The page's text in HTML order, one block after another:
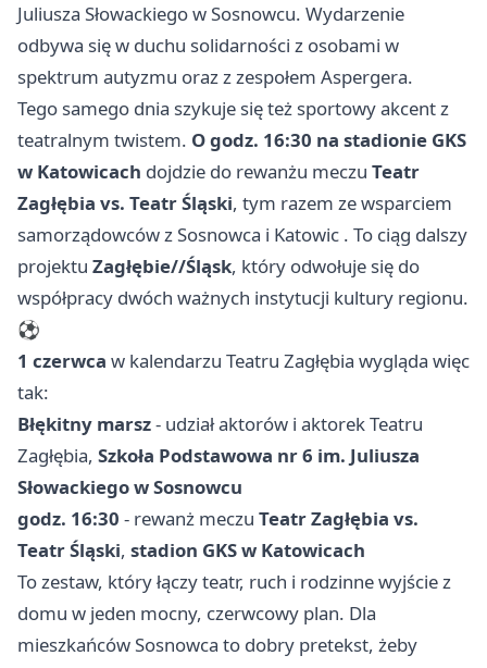
Juliusza Słowackiego w Sosnowcu. Wydarzenie
odbywa się w duchu solidarności z osobami w
spektrum autyzmu oraz z zespołem Aspergera.
Tego samego dnia szykuje się też sportowy akcent z
teatralnym twistem. O godz. 16:30 na stadionie GKS
w Katowicach dojdzie do rewanżu meczu Teatr
Zagłębia vs. Teatr Śląski, tym razem ze wsparciem
samorządowców z Sosnowca i Katowic . To ciąg dalszy
projektu Zagłębie//Śląsk, który odwołuje się do
współpracy dwóch ważnych instytucji kultury regionu.
⚽
1 czerwca w kalendarzu Teatru Zagłębia wygląda więc
tak:
Błękitny marsz- udział aktorów i aktorek Teatru
Zagłębia, Szkoła Podstawowa nr 6 im. Juliusza
Słowackiego w Sosnowcu
godz. 16:30 - rewanż meczu Teatr Zagłębia vs.
Teatr Śląski, stadion GKS w Katowicach
To zestaw, który łączy teatr, ruch i rodzinne wyjście z
domu w jeden mocny, czerwcowy plan. Dla
mieszkańców Sosnowca to dobry pretekst, żeby